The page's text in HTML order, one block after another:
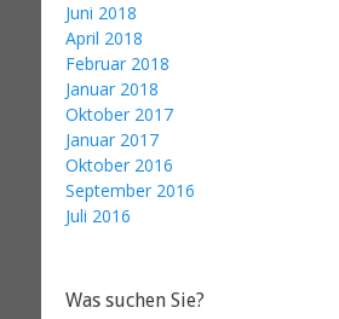
Juni 2018
April 2018
Februar 2018
Januar 2018
Oktober 2017
Januar 2017
Oktober 2016
September 2016
Juli 2016
Was suchen Sie?